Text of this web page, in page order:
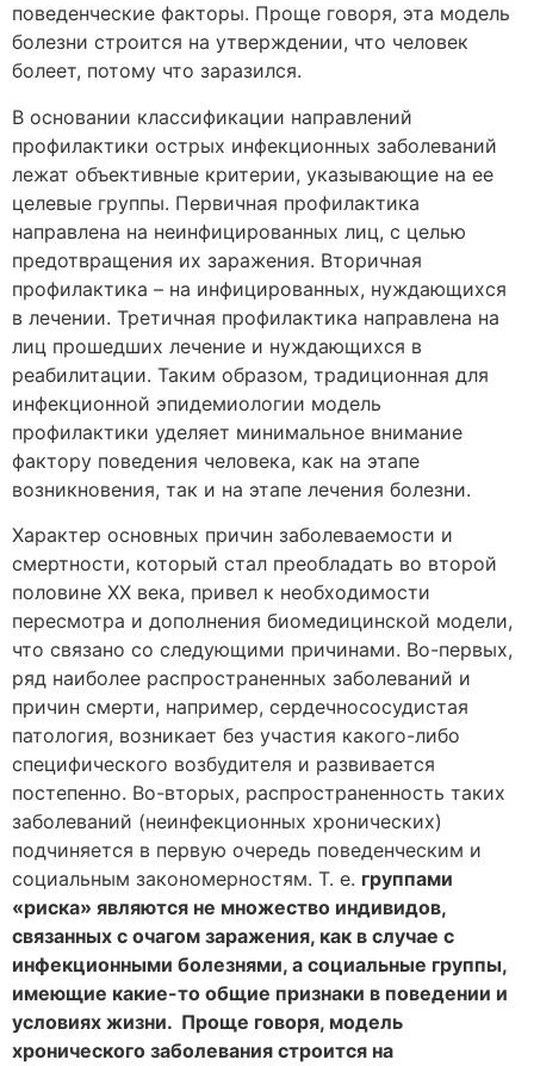
поведенческие факторы. Проще говоря, эта модель
болезни строится на утверждении, что человек
болеет, потому что заразился.
В основании классификации направлений
профилактики острых инфекционных заболеваний
лежат объективные критерии, указывающие на ее
целевые группы. Первичная профилактика
направлена на неинфицированных лиц, с целью
предотвращения их заражения. Вторичная
профилактика – на инфицированных, нуждающихся
в лечении. Третичная профилактика направлена на
лиц прошедших лечение и нуждающихся в
реабилитации. Таким образом, традиционная для
инфекционной эпидемиологии модель
профилактики уделяет минимальное внимание
фактору поведения человека, как на этапе
возникновения, так и на этапе лечения болезни.
Характер основных причин заболеваемости и
смертности, который стал преобладать во второй
половине XX века, привел к необходимости
пересмотра и дополнения биомедицинской модели,
что связано со следующими причинами. Во-первых,
ряд наиболее распространенных заболеваний и
причин смерти, например, сердечнососудистая
патология, возникает без участия какого-либо
специфического возбудителя и развивается
постепенно. Во-вторых, распространенность таких
заболеваний (неинфекционных хронических)
подчиняется в первую очередь поведенческим и
социальным закономерностям. Т. е. группами
«риска» являются не множество индивидов,
связанных с очагом заражения, как в случае с
инфекционными болезнями, а социальные группы,
имеющие какие-то общие признаки в поведении и
условиях жизни. Проще говоря, модель
хронического заболевания строится на